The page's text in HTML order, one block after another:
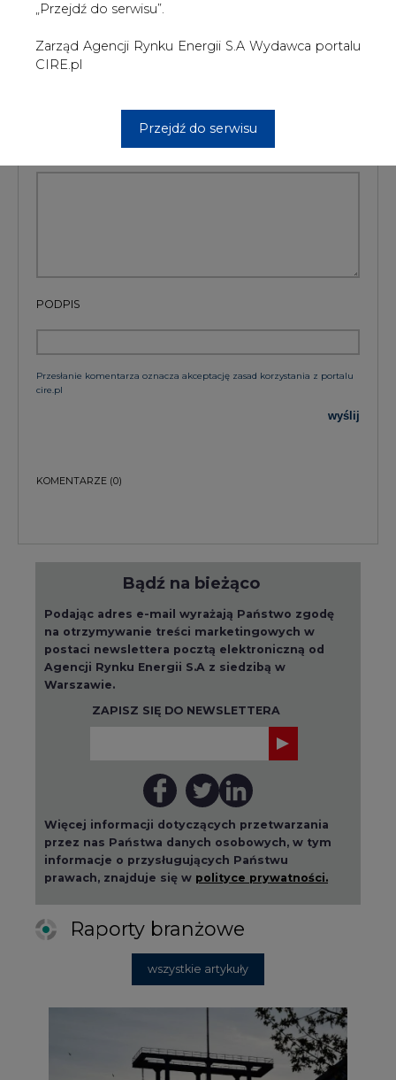
„Przejdź do serwisu”.
Zarząd Agencji Rynku Energii S.A Wydawca portalu
CIRE.pl
Przejdź do serwisu
Wydawca portalu CIRE zgadza się na włączenie publikacji do
TREŚĆ KOMENTARZA
PODPIS
Przesłanie komentarza oznacza akceptację zasad korzystania z portalu
cire.pl
wyślij
KOMENTARZE (0)
Bądź na bieżąco
Podając adres e-mail wyrażają Państwo zgodę
na otrzymywanie treści marketingowych w
postaci newslettera pocztą elektroniczną od
Agencji Rynku Energii S.A z siedzibą w
Warszawie.
ZAPISZ SIĘ DO NEWSLETTERA
Więcej informacji dotyczących przetwarzania
przez nas Państwa danych osobowych, w tym
informacje o przysługujących Państwu
prawach, znajduje się w polityce prywatności.
Raporty branżowe
wszystkie artykuły